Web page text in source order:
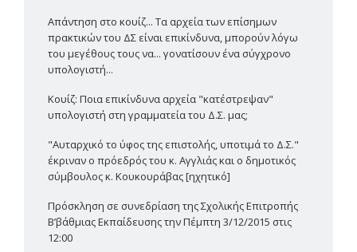
Απάντηση στο κουίζ... Τα αρχεία των επίσημων
πρακτικών του ΔΣ είναι επικίνδυνα, μπορούν λόγω
του μεγέθους τους να... γονατίσουν ένα σύγχρονο
υπολογιστή...
Κουίζ: Ποια επικίνδυνα αρχεία "κατέστρεψαν"
υπολογιστή στη γραμματεία του Δ.Σ. μας;
"Αυταρχικό το ύφος της επιστολής, υποτιμά το Δ.Σ."
έκριναν ο πρόεδρός του κ. Αγγλιάς και ο δημοτικός
σύμβουλος κ. Κουκουράβας [ηχητικό]
Πρόσκληση σε συνεδρίαση της Σχολικής Επιτροπής
Β’βάθμιας Εκπαίδευσης την Πέμπτη 3/12/2015 στις
12:00